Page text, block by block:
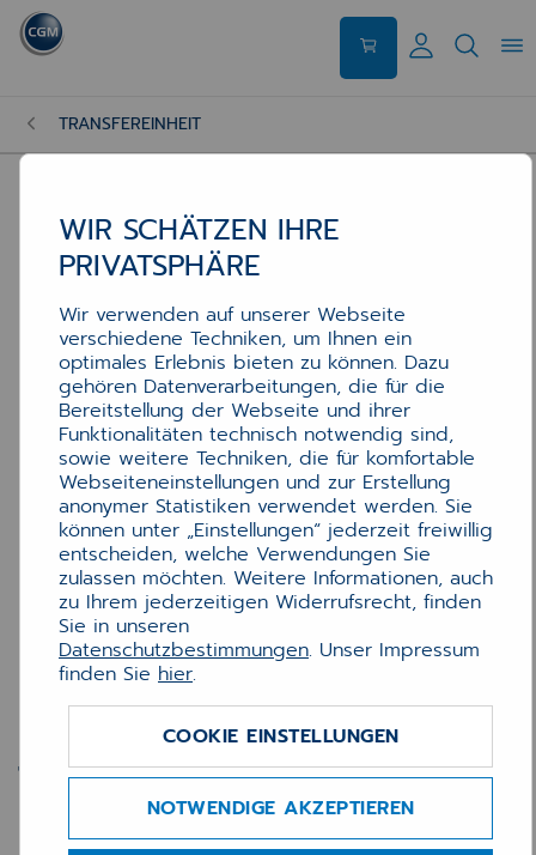
TRANSFEREINHEIT
Transfereinheit Brother
BU320CL (50k)
WIR SCHÄTZEN IHRE
PRIVATSPHÄRE
Wir verwenden auf unserer Webseite
verschiedene Techniken, um Ihnen ein
optimales Erlebnis bieten zu können. Dazu
gehören Datenverarbeitungen, die für die
Bereitstellung der Webseite und ihrer
Funktionalitäten technisch notwendig sind,
sowie weitere Techniken, die für komfortable
Webseiteneinstellungen und zur Erstellung
anonymer Statistiken verwendet werden. Sie
können unter „Einstellungen“ jederzeit freiwillig
entscheiden, welche Verwendungen Sie
zulassen möchten. Weitere Informationen, auch
zu Ihrem jederzeitigen Widerrufsrecht, finden
Sie in unseren
Datenschutzbestimmungen. Unser Impressum
finden Sie hier.
COOKIE EINSTELLUNGEN
NOTWENDIGE AKZEPTIEREN